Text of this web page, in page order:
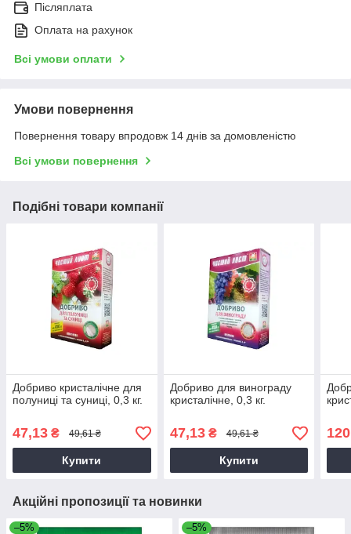
Післяплата
Оплата на рахунок
Всі умови оплати
Умови повернення
Повернення товару впродовж 14 днів за домовленістю
Всі умови повернення
Подібні товари компанії
Добриво кристалічне для
полуниці та суниці, 0,3 кг.
47,13 ₴ 49,61 ₴
Купити
Добриво для винограду
кристалічне, 0,3 кг.
47,13₴ 49,61 ₴
Купити
Акційні пропозиції та новинки
–5% –5%